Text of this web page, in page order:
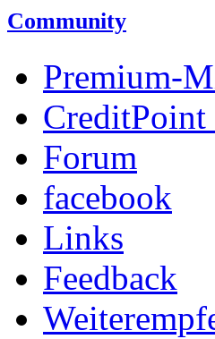
Community
Premium-
CreditPoint
Forum
facebook
Links
Feedback